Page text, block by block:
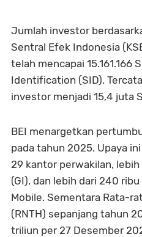
Jumlah investor
Sentral Efek Indonesia
telah mencapai 15.161.166
Identification (SID).
investor menjadi 15,4 juta
BEI menargetkan
pada tahun 2025. Upaya
29 kantor perwakilan,
(GI), dan lebih dari 240
Mobile. Sementara Rata-
(RNTH) sepanjang tahun
triliun per 27 Desember